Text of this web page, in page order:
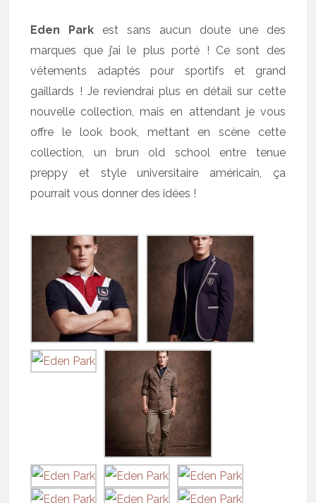
Eden Park est sans aucun doute une des
marques que j’ai le plus porté ! Ce sont des
vêtements adaptés pour sportifs et grand
gaillards ! Je reviendrai plus en détail sur cette
nouvelle collection, mais en attendant je vous
offre le look book, mettant en scène cette
collection, un brun old school entre tenue
preppy et style universitaire américain, ça
pourrait vous donner des idées !